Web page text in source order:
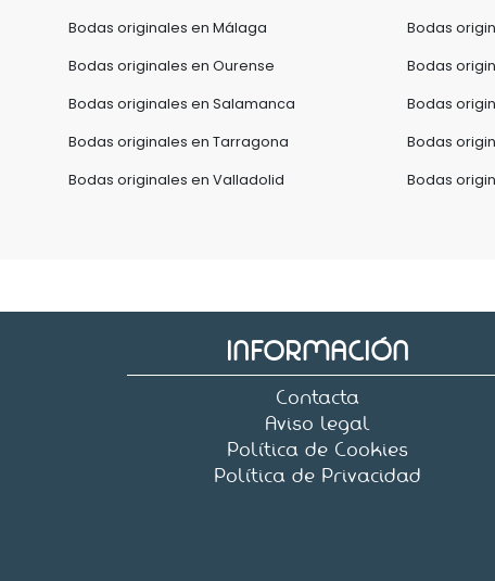
Bodas originales en Málaga Bodas
Bodas originales en Ourense Bodas
Bodas originales en Salamanca Bodas
Bodas originales en Tarragona Bodas
Bodas originales en Valladolid Bodas
INFORMACIÓN
Contacta
Aviso legal
Política de Cookies
Política de Privacidad